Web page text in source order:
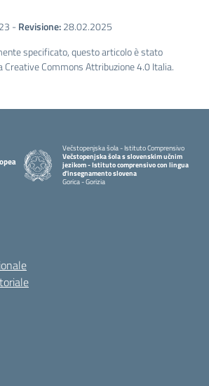
-Revisione:28.02.2025
specificato, questo articolo è stato
Creative Commons Attribuzione 4.0 Italia.
Večstopenjska šola - Istituto Comprensivo
Večstopenjska šola s slovenskim učnim
jezikom - Istituto comprensivo con lingua
d'insegnamento slovena
Gorica - Gorizia